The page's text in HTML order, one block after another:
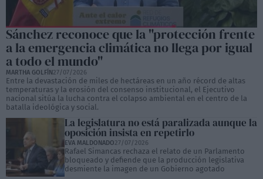
Sánchez reconoce que la "protección frente
a la emergencia climática no llega por igual
a todo el mundo"
MARTHA GOLFÍN27/07/2026
Entre la devastación de miles de hectáreas en un año récord de altas
temperaturas y la erosión del consenso institucional, el Ejecutivo
nacional sitúa la lucha contra el colapso ambiental en el centro de la
batalla ideológica y social.
La legislatura no está paralizada aunque la
oposición insista en repetirlo
EVA MALDONADO27/07/2026
Rafael Simancas rechaza el relato de un Parlamento
bloqueado y defiende que la producción legislativa
desmiente la imagen de un Gobierno agotado